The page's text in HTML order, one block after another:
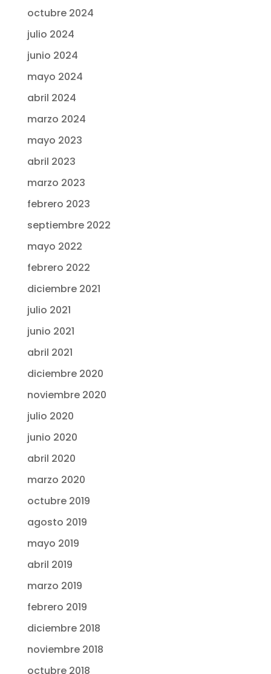
octubre 2024
julio 2024
junio 2024
mayo 2024
abril 2024
marzo 2024
mayo 2023
abril 2023
marzo 2023
febrero 2023
septiembre 2022
mayo 2022
febrero 2022
diciembre 2021
julio 2021
junio 2021
abril 2021
diciembre 2020
noviembre 2020
julio 2020
junio 2020
abril 2020
marzo 2020
octubre 2019
agosto 2019
mayo 2019
abril 2019
marzo 2019
febrero 2019
diciembre 2018
noviembre 2018
octubre 2018